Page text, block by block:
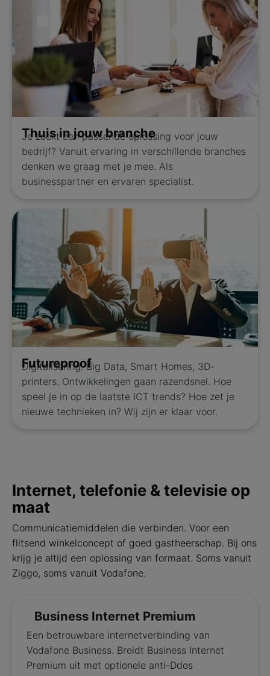
Thuis in jouw branche
Je zoekt een passende oplossing voor jouw
bedrijf? Vanuit ervaring in verschillende branches
denken we graag met je mee. Als
businesspartner en ervaren specialist.
Futureproof
Digitalisering. Big Data, Smart Homes, 3D-
printers. Ontwikkelingen gaan razendsnel. Hoe
speel je in op de laatste ICT trends? Hoe zet je
nieuwe technieken in? Wij zijn er klaar voor.
Internet, telefonie & televisie op
maat
Communicatiemiddelen die verbinden. Voor een
flitsend winkelconcept of goed gastheerschap. Bij ons
krijg je altijd een oplossing van formaat. Soms vanuit
Ziggo, soms vanuit Vodafone.
Business Internet Premium
Een betrouwbare internetverbinding van
Vodafone Business. Breidt Business Internet
Premium uit met optionele anti-Ddos